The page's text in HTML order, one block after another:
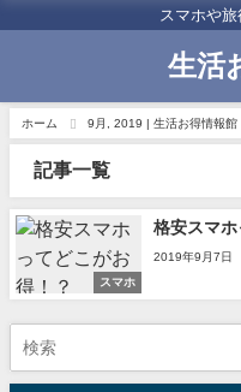
スマホや
生活
ホーム 9月, 2019 | 生活お得情報館
記事一覧
スマホ
格安スマホ
2019年9月7日